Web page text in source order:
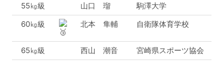
55㎏級 山口 瑠
駒澤大学
60㎏級
北本 隼輔 自衛隊体育学校
65㎏級 西山 潮音
宮崎県スポーツ協会